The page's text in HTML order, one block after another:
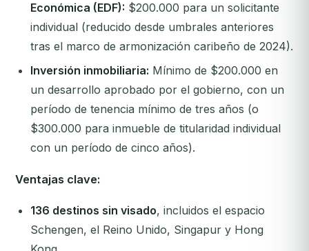
Económica (EDF): $200.000 para un solicitante
individual (reducido desde umbrales anteriores
tras el marco de armonización caribeño de 2024).
Inversión inmobiliaria: Mínimo de $200.000 en
un desarrollo aprobado por el gobierno, con un
período de tenencia mínimo de tres años (o
$300.000 para inmueble de titularidad individual
con un período de cinco años).
Ventajas clave:
136 destinos sin visado, incluidos el espacio
Schengen, el Reino Unido, Singapur y Hong